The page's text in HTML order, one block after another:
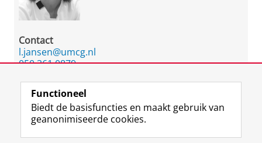
Contact
l.jansen@umcg.nl
050 361 0879
Functie
chirurg-oncoloog
Vakgebied
Chirurgie
Oncologie
Functioneel
Biedt de basisfuncties en maakt gebruik van
geanonimiseerde cookies.